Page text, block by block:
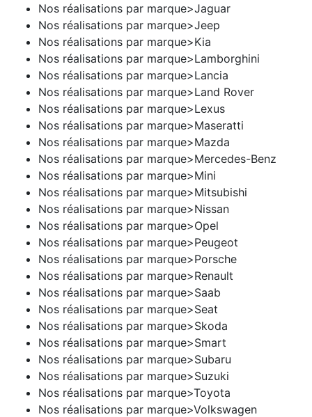
Nos réalisations par marque>Jaguar
Nos réalisations par marque>Jeep
Nos réalisations par marque>Kia
Nos réalisations par marque>Lamborghini
Nos réalisations par marque>Lancia
Nos réalisations par marque>Land Rover
Nos réalisations par marque>Lexus
Nos réalisations par marque>Maseratti
Nos réalisations par marque>Mazda
Nos réalisations par marque>Mercedes-Benz
Nos réalisations par marque>Mini
Nos réalisations par marque>Mitsubishi
Nos réalisations par marque>Nissan
Nos réalisations par marque>Opel
Nos réalisations par marque>Peugeot
Nos réalisations par marque>Porsche
Nos réalisations par marque>Renault
Nos réalisations par marque>Saab
Nos réalisations par marque>Seat
Nos réalisations par marque>Skoda
Nos réalisations par marque>Smart
Nos réalisations par marque>Subaru
Nos réalisations par marque>Suzuki
Nos réalisations par marque>Toyota
Nos réalisations par marque>Volkswagen